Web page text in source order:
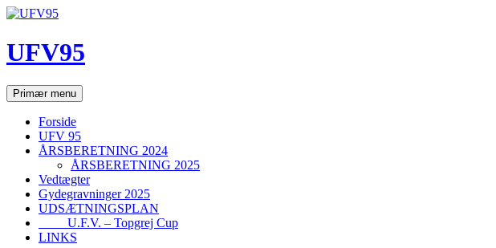
Hop
indhold
UFV95
SøgPrimær menu
Forside
UFV 95
ÅRSBERETNING 2024
ÅRSBERETNING 2025
Vedtægter
Gydegravninger 2025
UDSÆTNINGSPLAN
U.F.V. – Topgrej Cup
LINKS